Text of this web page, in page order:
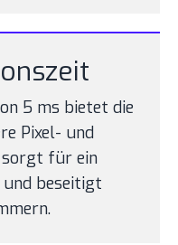
5 ms bietet die
Pixel- und
für ein
beseitigt